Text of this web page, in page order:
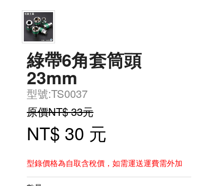
綠帶6角套筒頭
23mm
型號:TS0037
原價NT$ 33元
NT$ 30 元
型錄價格為自取含稅價，如需運送運費需外加